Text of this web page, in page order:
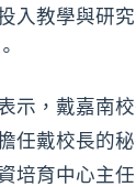
入教學與研
示，戴嘉南
任戴校長的
培育中心主